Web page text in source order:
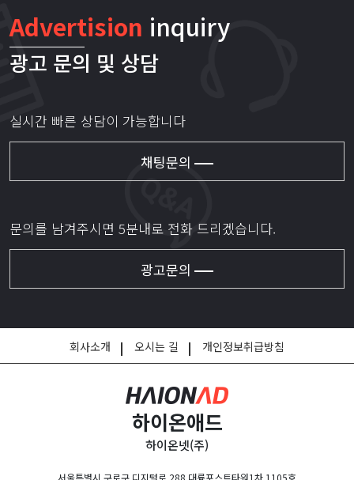
Advertision inquiry
광고 문의 및 상담
실시간 빠른 상담이 가능합니다
채팅문의
문의를 남겨주시면 5분내로 전화 드리겠습니다.
광고문의
회사소개 오시는 길 개인정보취급방침
하이온애드
하이온넷(주)
서울특별시 구로구 디지털로 288 대륭포스트타워1차 1105호